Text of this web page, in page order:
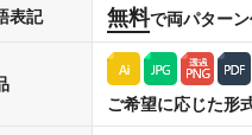
表記 無料で両パター
ご希望に応じた形